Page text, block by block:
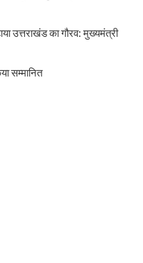
उत्तराखंड का गौरव: मुख्यमंत्री
सम्मानित